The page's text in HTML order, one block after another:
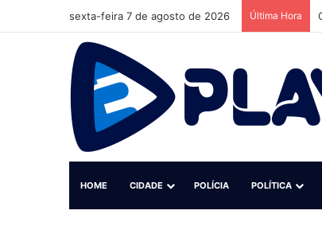
sexta-feira 7 de agosto de 2026 Última Hora
HOME CIDADE POLÍCIA POLÍTICA